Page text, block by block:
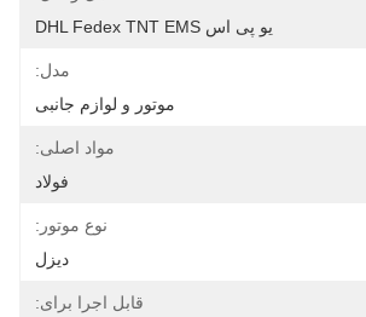
یو پی اس DHL Fedex TNT EMS
مدل:
موتور و لوازم جانبی
مواد اصلی:
فولاد
نوع موتور:
دیزل
قابل اجرا برای: